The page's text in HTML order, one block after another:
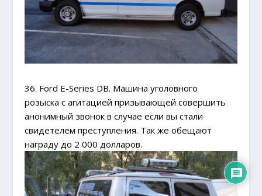
36. Ford E-Series DB. Машина уголовного
розыска с агитацией призывающей совершить
анонимный звонок в случае если вы стали
свидетелем преступления. Так же обещают
награду до 2 000 долларов.